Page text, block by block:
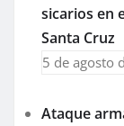
sicarios en
Santa Cruz
5 de agosto
Ataque